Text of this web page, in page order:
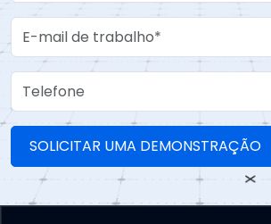
Work Email
Telefone